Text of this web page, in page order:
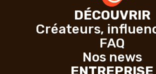
DÉCOUVRIR
Créateurs,
FAQ
Nos news